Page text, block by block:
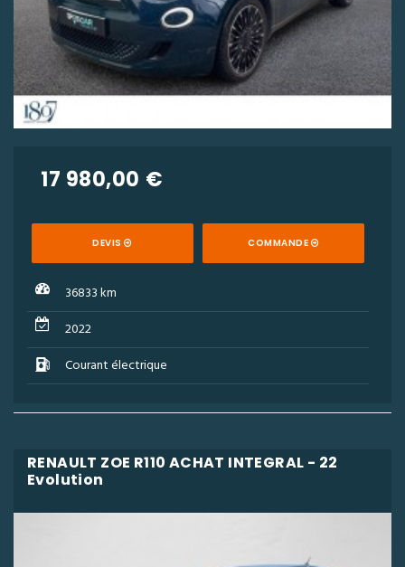
17 980,00 €
DEVIS COMMANDE
36833 km
2022
Courant électrique
RENAULT ZOE R110 ACHAT INTEGRAL - 22
Evolution